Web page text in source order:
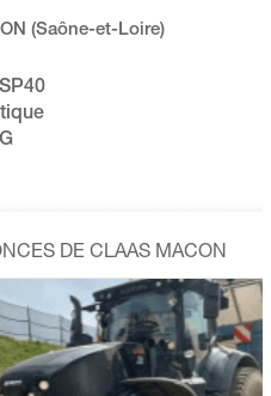
(Saône-et-Loire)
DE CLAAS MACON